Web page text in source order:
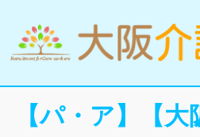
【パ・ア】【